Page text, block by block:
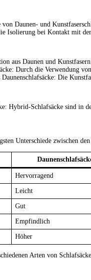
Daunen- und
Isolierung bei Kontakt mit
aus Daunen und
Durch die Verwendung
Daunenschlafsäcke: Die
Hybrid-Schlafsäcke sind in
Unterschiede zwischen
Hervorragend
Leicht
Gut
Empfindlich
Höher
Arten von